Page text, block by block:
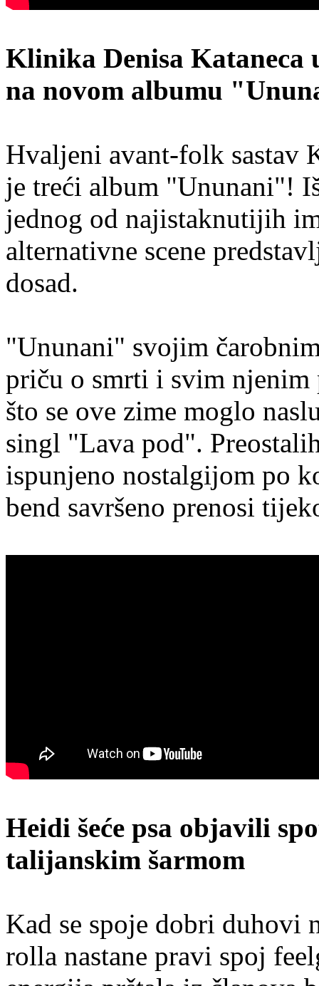
Klinika Denisa Kataneca
na novom albumu
Hvaljeni avant-folk sastav
je treći album "Ununani"!
jednog od najistaknutijih
alternativne scene
dosad.
"Ununani" svojim
priču o smrti i svim njenim
što se ove zime moglo
singl "Lava pod".
ispunjeno nostalgijom po
bend savršeno prenosi
Heidi šeće psa objavili
talijanskim šarmom
Kad se spoje dobri duhovi
rolla nastane pravi spoj